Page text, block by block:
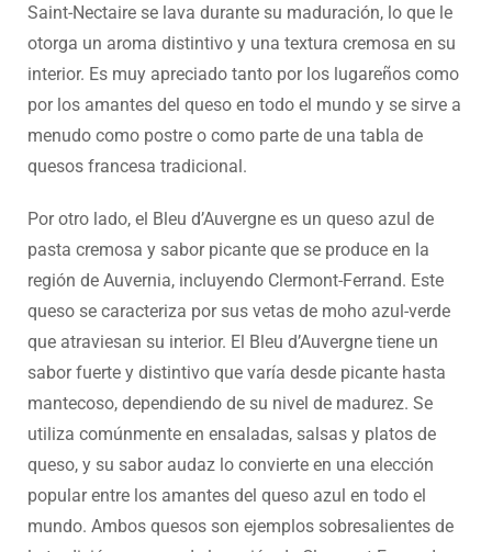
Saint-Nectaire se lava durante su maduración, lo que le
otorga un aroma distintivo y una textura cremosa en su
interior. Es muy apreciado tanto por los lugareños como
por los amantes del queso en todo el mundo y se sirve a
menudo como postre o como parte de una tabla de
quesos francesa tradicional.
Por otro lado, el Bleu d’Auvergne es un queso azul de
pasta cremosa y sabor picante que se produce en la
región de Auvernia, incluyendo Clermont-Ferrand. Este
queso se caracteriza por sus vetas de moho azul-verde
que atraviesan su interior. El Bleu d’Auvergne tiene un
sabor fuerte y distintivo que varía desde picante hasta
mantecoso, dependiendo de su nivel de madurez. Se
utiliza comúnmente en ensaladas, salsas y platos de
queso, y su sabor audaz lo convierte en una elección
popular entre los amantes del queso azul en todo el
mundo. Ambos quesos son ejemplos sobresalientes de